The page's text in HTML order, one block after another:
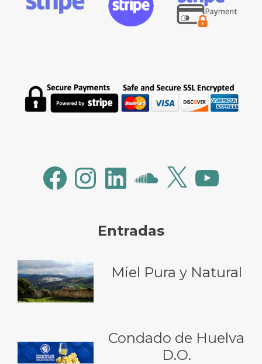
FacebookInstagramLinkedInSoundCloud
X YouTube
Entradas
Miel Pura y Natural
Condado de Huelva
D.O.